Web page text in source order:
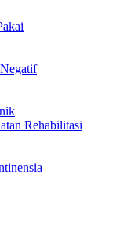
Rehabilitasi